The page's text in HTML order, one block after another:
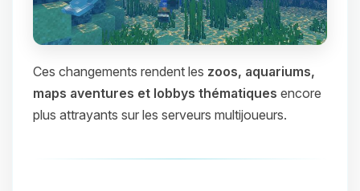
Ces changements rendent les zoos, aquariums,
maps aventures et lobbys thématiques encore
plus attrayants sur les serveurs multijoueurs.